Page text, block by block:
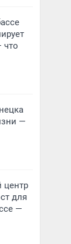
что
—
центр
для
—